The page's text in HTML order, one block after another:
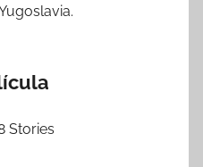
Stories